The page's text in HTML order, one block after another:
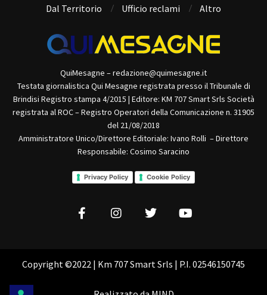
Dal Territorio
Ufficio reclami Altro
QuiMesagne – redazione@quimesagne.it
Testata giornalistica Qui Mesagne registrata presso il Tribunale di
Brindisi Registro stampa 4/2015 | Editore: KM 707 Smart Srls Società
registrata al ROC – Registro Operatori della Comunicazione n. 31905
del 21/08/2018
Amministratore Unico/Direttore Editoriale: Ivano Rolli – Direttore
Responsabile: Cosimo Saracino
Privacy Policy Cookie Policy
Copyright ©2022 | Km 707 Smart Srls | P.I. 02546150745